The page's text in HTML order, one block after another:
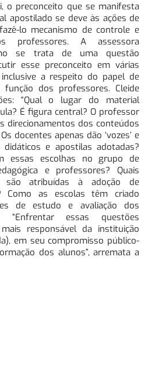
o preconceito que se manifesta
apostilado se deve às ações de
lo mecanismo de controle e
professores. A assessora
se trata de uma questão
esse preconceito em várias
a respeito do papel de
dos professores. Cleide
“Qual o lugar do material
É figura central? O professor
direcionamentos dos conteúdos
docentes apenas dão ‘vozes’ e
e apostilas adotadas?
essas escolhas no grupo de
e professores? Quais
são atribuídas à adoção de
Como as escolas têm criado
de estudo e avaliação dos
“Enfrentar essas questões
responsável da instituição
em seu compromisso público-
dos alunos”, arremata a